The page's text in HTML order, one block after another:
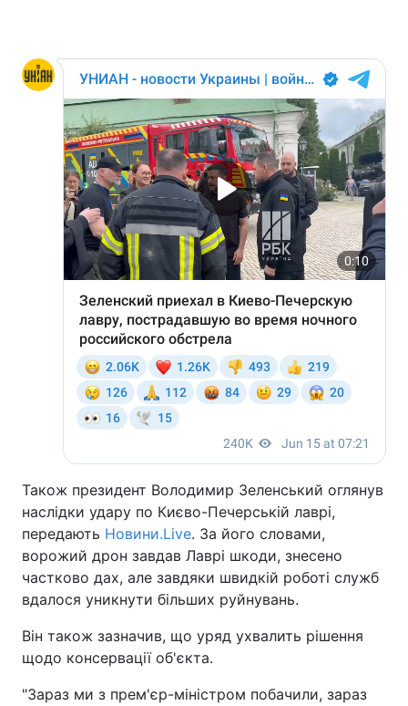
Також президент Володимир Зеленський оглянув
наслідки удару по Києво-Печерській лаврі,
передають Новини.Live. За його словами,
ворожий дрон завдав Лаврі шкоди, знесено
частково дах, але завдяки швидкій роботі служб
вдалося уникнути більших руйнувань.
Він також зазначив, що уряд ухвалить рішення
щодо консервації об'єкта.
"Зараз ми з прем'єр-міністром побачили, зараз